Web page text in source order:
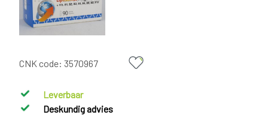
CNK code: 3570967
Leverbaar
Deskundig advies